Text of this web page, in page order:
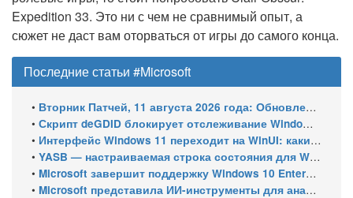
Expedition 33. Это ни с чем не сравнимый опыт, а
сюжет не даст вам оторваться от игры до самого конца.
Последние статьи #Microsoft
• Вторник Патчей, 11 августа 2026 года: Обновления безопасности для Windows 11 (включая KB5121003), ESU-обновления для Windows 10
• Скрипт deGDID блокирует отслеживание Windows по глобальному идентификатору устройства
• Интерфейс Windows 11 переходит на WinUI: какие системные элементы обновит Microsoft
• YASB — настраиваемая строка состояния для Windows с виджетами и поддержкой нескольких мониторов
• Microsoft завершит поддержку Windows 10 Enterprise LTSC 2021 в январе 2027 года. ESU продлят обновления до января 2030 года
• Microsoft представила ИИ-инструменты для анализа производительности Windows: ETW MCP и WPA MCP